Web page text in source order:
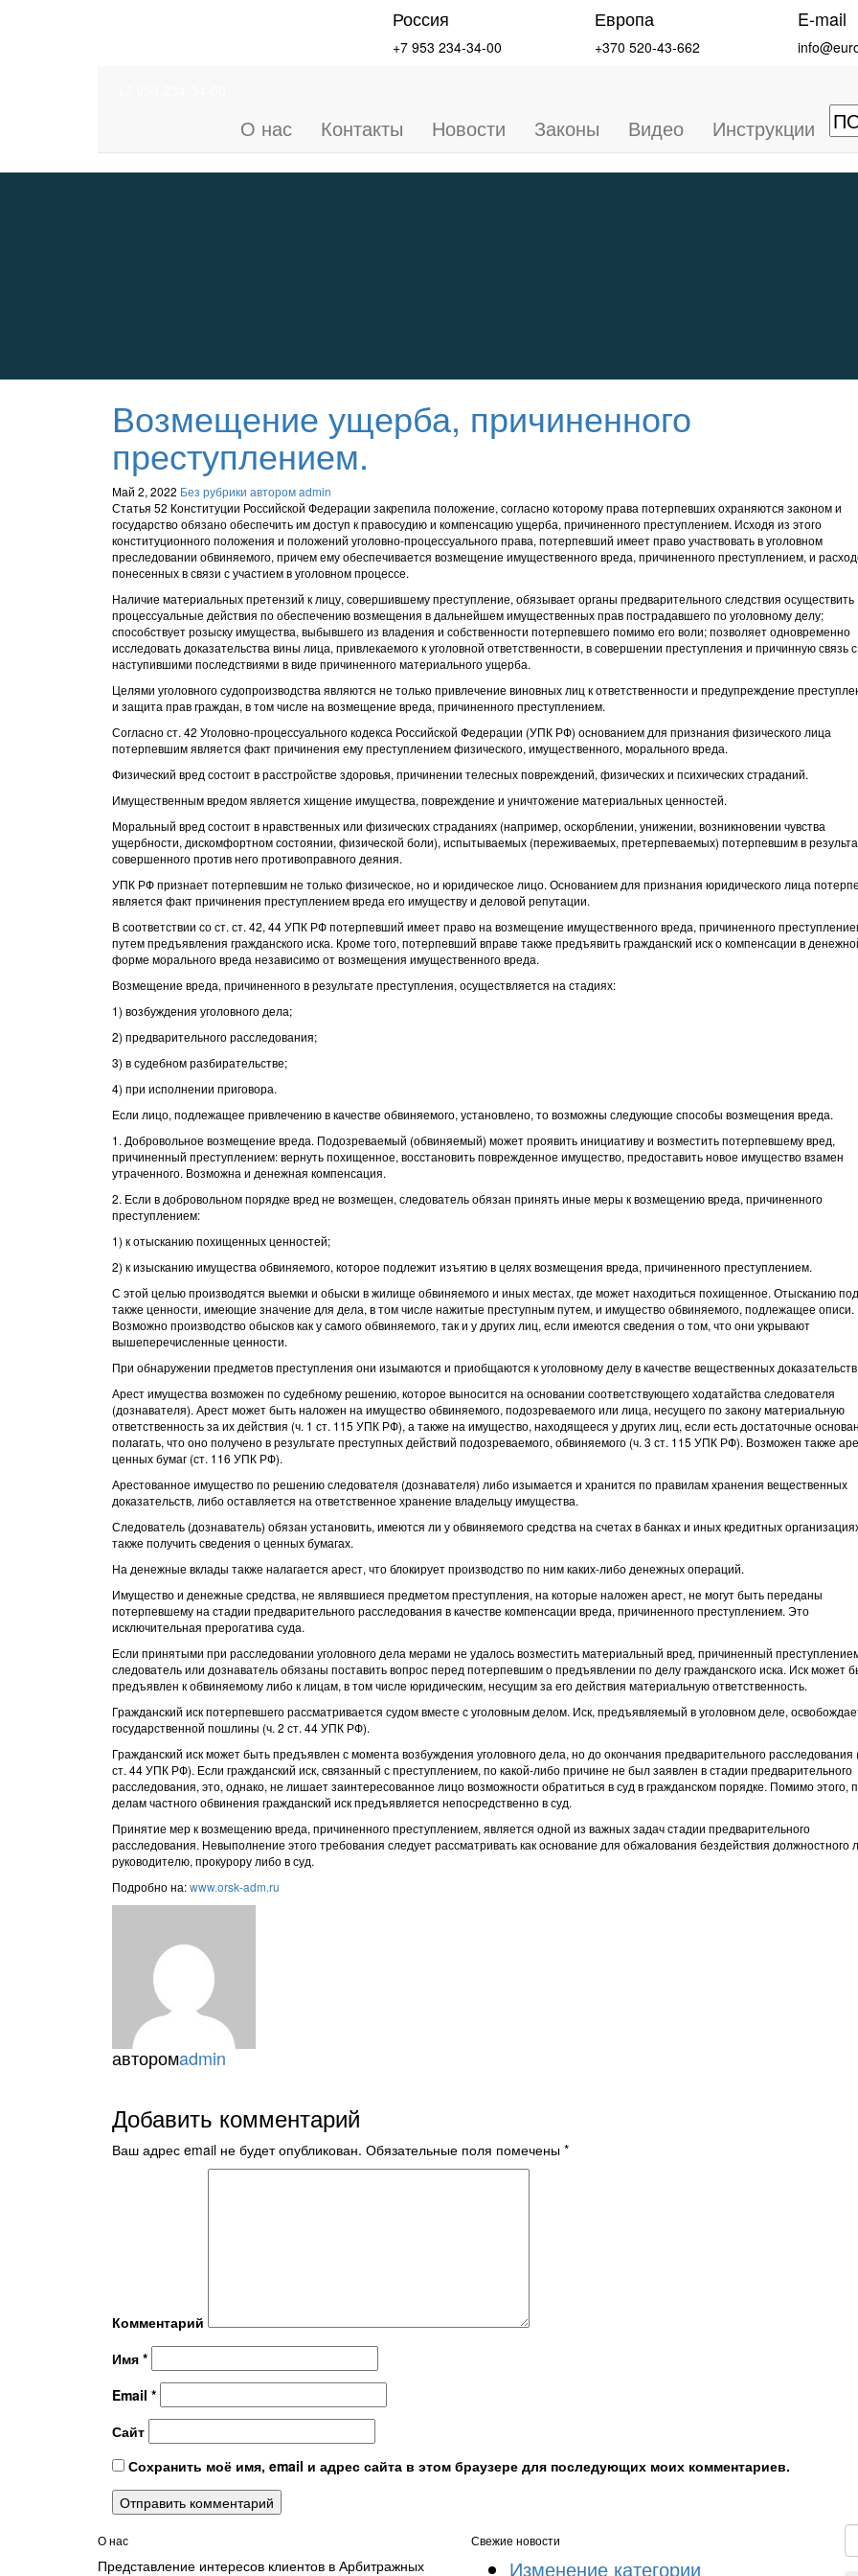
Россия
+7 953 234-34-00
Европа
+370 520-43-662
E-mail
О нас Контакты Новости Законы Видео Инструкции
Возмещение ущерба, причиненного
преступлением.
Май 2, 2022 Без рубрики автором admin
Статья 52 Конституции Российской Федерации закрепила положение, согласно которому права потерпевших охраняются законом и
государство обязано обеспечить им доступ к правосудию и компенсацию ущерба, причиненного преступлением. Исходя из этого
конституционного положения и положений уголовно-процессуального права, потерпевший имеет право участвовать в уголовном
преследовании обвиняемого, причем ему обеспечивается возмещение имущественного вреда, причиненного преступлением, и
понесенных в связи с участием в уголовном процессе.
Наличие материальных претензий к лицу, совершившему преступление, обязывает органы предварительного следствия осуществить
процессуальные действия по обеспечению возмещения в дальнейшем имущественных прав пострадавшего по уголовному делу;
способствует розыску имущества, выбывшего из владения и собственности потерпевшего помимо его воли; позволяет одновременно
исследовать доказательства вины лица, привлекаемого к уголовной ответственности, в совершении преступления и причинную связь с
наступившими последствиями в виде причиненного материального ущерба.
Целями уголовного судопроизводства являются не только привлечение виновных лиц к ответственности и предупреждение
и защита прав граждан, в том числе на возмещение вреда, причиненного преступлением.
Согласно ст. 42 Уголовно-процессуального кодекса Российской Федерации (УПК РФ) основанием для признания физического лица
потерпевшим является факт причинения ему преступлением физического, имущественного, морального вреда.
Физический вред состоит в расстройстве здоровья, причинении телесных повреждений, физических и психических страданий.
Имущественным вредом является хищение имущества, повреждение и уничтожение материальных ценностей.
Моральный вред состоит в нравственных или физических страданиях (например, оскорблении, унижении, возникновении чувства
ущербности, дискомфортном состоянии, физической боли), испытываемых (переживаемых, претерпеваемых) потерпевшим в
совершенного против него противоправного деяния.
УПК РФ признает потерпевшим не только физическое, но и юридическое лицо. Основанием для признания юридического лица
является факт причинения преступлением вреда его имуществу и деловой репутации.
В соответствии со ст. ст. 42, 44 УПК РФ потерпевший имеет право на возмещение имущественного вреда, причиненного
путем предъявления гражданского иска. Кроме того, потерпевший вправе также предъявить гражданский иск о компенсации в
форме морального вреда независимо от возмещения имущественного вреда.
Возмещение вреда, причиненного в результате преступления, осуществляется на стадиях:
1) возбуждения уголовного дела;
2) предварительного расследования;
3) в судебном разбирательстве;
4) при исполнении приговора.
Если лицо, подлежащее привлечению в качестве обвиняемого, установлено, то возможны следующие способы возмещения вреда.
1. Добровольное возмещение вреда. Подозреваемый (обвиняемый) может проявить инициативу и возместить потерпевшему вред,
причиненный преступлением: вернуть похищенное, восстановить поврежденное имущество, предоставить новое имущество взамен
утраченного. Возможна и денежная компенсация.
2. Если в добровольном порядке вред не возмещен, следователь обязан принять иные меры к возмещению вреда, причиненного
преступлением:
1) к отысканию похищенных ценностей;
2) к изысканию имущества обвиняемого, которое подлежит изъятию в целях возмещения вреда, причиненного преступлением.
С этой целью производятся выемки и обыски в жилище обвиняемого и иных местах, где может находиться похищенное. Отысканию
также ценности, имеющие значение для дела, в том числе нажитые преступным путем, и имущество обвиняемого, подлежащее описи.
Возможно производство обысков как у самого обвиняемого, так и у других лиц, если имеются сведения о том, что они укрывают
вышеперечисленные ценности.
При обнаружении предметов преступления они изымаются и приобщаются к уголовному делу в качестве вещественных доказательств.
Арест имущества возможен по судебному решению, которое выносится на основании соответствующего ходатайства следователя
(дознавателя). Арест может быть наложен на имущество обвиняемого, подозреваемого или лица, несущего по закону материальную
ответственность за их действия (ч. 1 ст. 115 УПК РФ), а также на имущество, находящееся у других лиц, если есть достаточные
полагать, что оно получено в результате преступных действий подозреваемого, обвиняемого (ч. 3 ст. 115 УПК РФ). Возможен также
ценных бумаг (ст. 116 УПК РФ).
Арестованное имущество по решению следователя (дознавателя) либо изымается и хранится по правилам хранения вещественных
доказательств, либо оставляется на ответственное хранение владельцу имущества.
Следователь (дознаватель) обязан установить, имеются ли у обвиняемого средства на счетах в банках и иных кредитных
также получить сведения о ценных бумагах.
На денежные вклады также налагается арест, что блокирует производство по ним каких-либо денежных операций.
Имущество и денежные средства, не являвшиеся предметом преступления, на которые наложен арест, не могут быть переданы
потерпевшему на стадии предварительного расследования в качестве компенсации вреда, причиненного преступлением. Это
исключительная прерогатива суда.
Если принятыми при расследовании уголовного дела мерами не удалось возместить материальный вред, причиненный
следователь или дознаватель обязаны поставить вопрос перед потерпевшим о предъявлении по делу гражданского иска. Иск может
предъявлен к обвиняемому либо к лицам, в том числе юридическим, несущим за его действия материальную ответственность.
Гражданский иск потерпевшего рассматривается судом вместе с уголовным делом. Иск, предъявляемый в уголовном деле,
государственной пошлины (ч. 2 ст. 44 УПК РФ).
Гражданский иск может быть предъявлен с момента возбуждения уголовного дела, но до окончания предварительного расследования
ст. 44 УПК РФ). Если гражданский иск, связанный с преступлением, по какой-либо причине не был заявлен в стадии предварительного
расследования, это, однако, не лишает заинтересованное лицо возможности обратиться в суд в гражданском порядке. Помимо этого,
делам частного обвинения гражданский иск предъявляется непосредственно в суд.
Принятие мер к возмещению вреда, причиненного преступлением, является одной из важных задач стадии предварительного
расследования. Невыполнение этого требования следует рассматривать как основание для обжалования бездействия должностного
руководителю, прокурору либо в суд.
Подробно на:www.orsk-adm.ru
авторомadmin
Добавить комментарий
Ваш адрес email не будет опубликован. Обязательные поля помечены *
Комментарий
Имя *
Email *
Сайт
Сохранить моё имя, email и адрес сайта в этом браузере для последующих моих комментариев.
О нас
Представление интересов клиентов в Арбитражных
Свежие новости
Изменение категории